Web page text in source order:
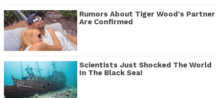
Rumors About Tiger Wood's Partner
Are Confirmed
Scientists Just Shocked The World
In The Black Sea!